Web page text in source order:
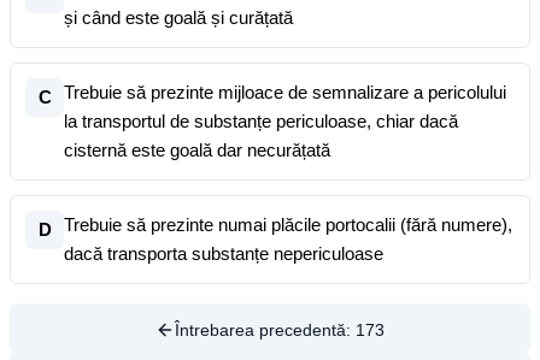
și când este goală și curățată
C
Trebuie să prezinte mijloace de semnalizare a pericolului
la transportul de substanțe periculoase, chiar dacă
cisternă este goală dar necurățată
D
Trebuie să prezinte numai plăcile portocalii (fără numere),
dacă transporta substanțe nepericuloase
Întrebarea precedentă: 173